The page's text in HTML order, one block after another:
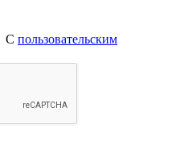
С пользовательским